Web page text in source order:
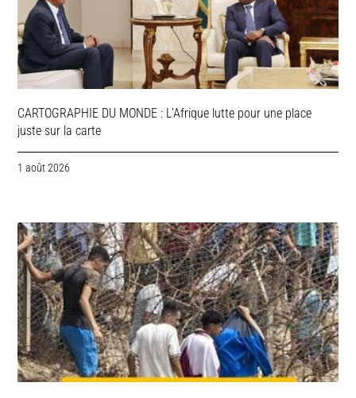
CARTOGRAPHIE DU MONDE : L’Afrique lutte pour une place
juste sur la carte
1 août 2026